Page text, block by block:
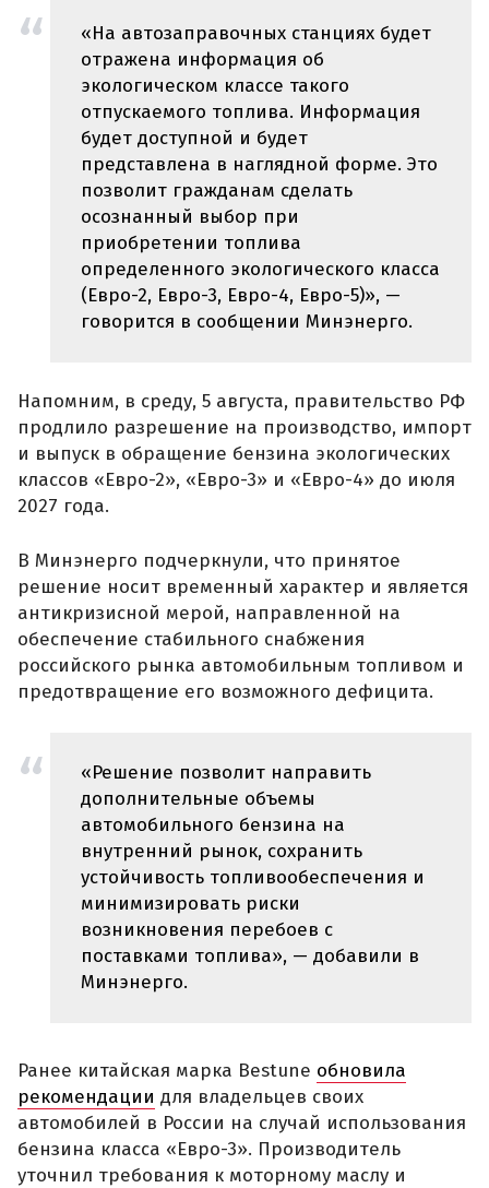
«На автозаправочных станциях будет
отражена информация об
экологическом классе такого
отпускаемого топлива. Информация
будет доступной и будет
представлена в наглядной форме. Это
позволит гражданам сделать
осознанный выбор при
приобретении топлива
определенного экологического класса
(Евро-2, Евро-3, Евро-4, Евро-5)», —
говорится в сообщении Минэнерго.
Напомним, в среду, 5 августа, правительство РФ
продлило разрешение на производство, импорт
и выпуск в обращение бензина экологических
классов «Евро-2», «Евро-3» и «Евро-4» до июля
2027 года.
В Минэнерго подчеркнули, что принятое
решение носит временный характер и является
антикризисной мерой, направленной на
обеспечение стабильного снабжения
российского рынка автомобильным топливом и
предотвращение его возможного дефицита.
«Решение позволит направить
дополнительные объемы
автомобильного бензина на
внутренний рынок, сохранить
устойчивость топливообеспечения и
минимизировать риски
возникновения перебоев с
поставками топлива», — добавили в
Минэнерго.
Ранее китайская марка Bestune обновила
рекомендации для владельцев своих
автомобилей в России на случай использования
бензина класса «Евро-3». Производитель
уточнил требования к моторному маслу и